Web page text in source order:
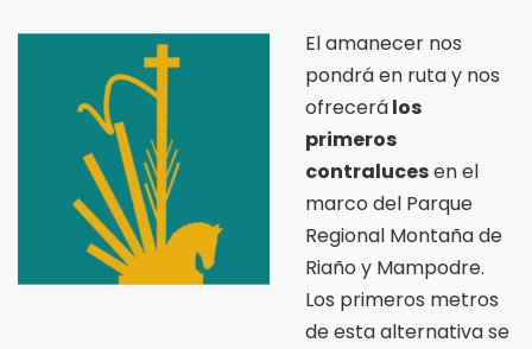
El amanecer nos
pondrá en ruta y nos
ofrecerálos
primeros
contralucesen el
marco del Parque
Regional Montaña de
Riaño y Mampodre.
Los primeros metros
de esta alternativa se